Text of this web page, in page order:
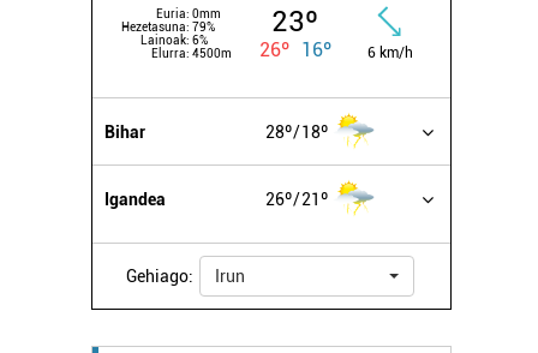
Euria: 0mm
Hezetasuna: 79%
Lainoak: 6%
Elurra: 4500m
23º
26º 16º 6 km/h
Bihar 28º 18º
Igandea 26º 21º
Gehiago: Irun